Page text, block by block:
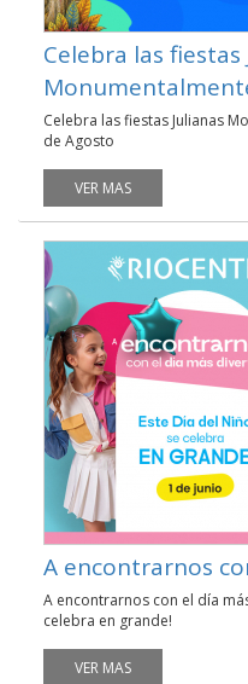
Celebra las fiestas
Celebra las fiestas Julianas
de Agosto
VER MAS
A encontrarnos
A encontrarnos con el día
celebra en grande!
VER MAS